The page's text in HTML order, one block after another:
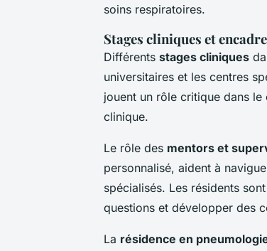
soins respiratoires.
Stages cliniques et
Différents stages cliniques
universitaires et les centres
jouent un rôle critique dans
clinique.
Le rôle des mentors et
personnalisé, aident à
spécialisés. Les résidents
questions et développer des
La résidence en